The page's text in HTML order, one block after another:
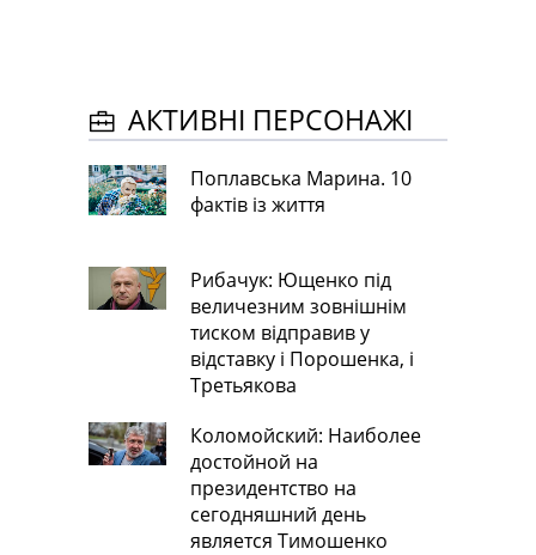
АКТИВНІ ПЕРСОНАЖІ
Поплавська Марина. 10
фактів із життя
Рибачук: Ющенко під
величезним зовнішнім
тиском відправив у
відставку і Порошенка, і
Третьякова
Коломойский: Наиболее
достойной на
президентство на
сегодняшний день
является Тимошенко